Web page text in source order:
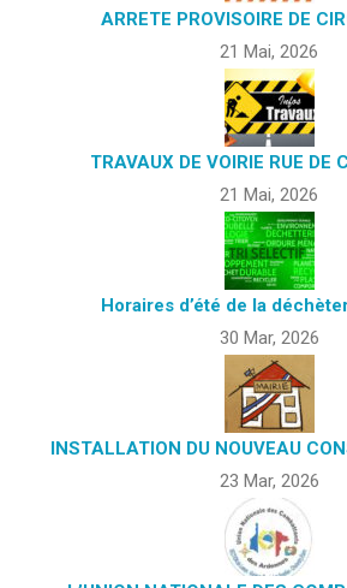
ARRETE PROVISOIRE DE
21 Mai, 2026
TRAVAUX DE VOIRIE RUE DE
21 Mai, 2026
Horaires d’été de la
30 Mar, 2026
INSTALLATION DU NOUVEAU
23 Mar, 2026